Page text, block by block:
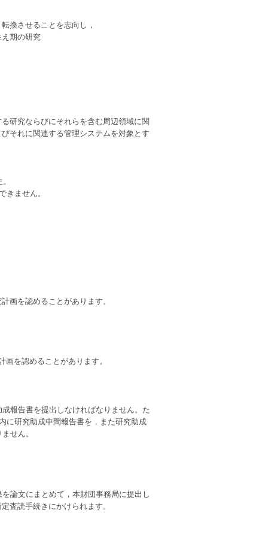
換させることを志向し，
期の研究
研究ならびにそれらを含む周辺領域に関
それに関連する管理システムを対象とす
ません。
を認めることがあります。
を認めることがあります。
報告書を提出しなければなりません。た
に研究助成中間報告書を，また研究助成
せん。
論文にまとめて，本財団事務局に提出し
査読手続きにかけられます。